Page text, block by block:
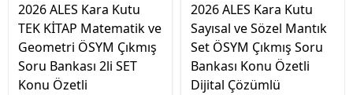
2026 ALES Kara Kutu
TEK KİTAP Matematik ve
Geometri ÖSYM Çıkmış
Soru Bankası 2li SET
Konu Özetli
2026 ALES Kara Kutu
Sayısal ve Sözel Mantık
Set ÖSYM Çıkmış Soru
Bankası Konu Özetli
Dijital Çözümlü